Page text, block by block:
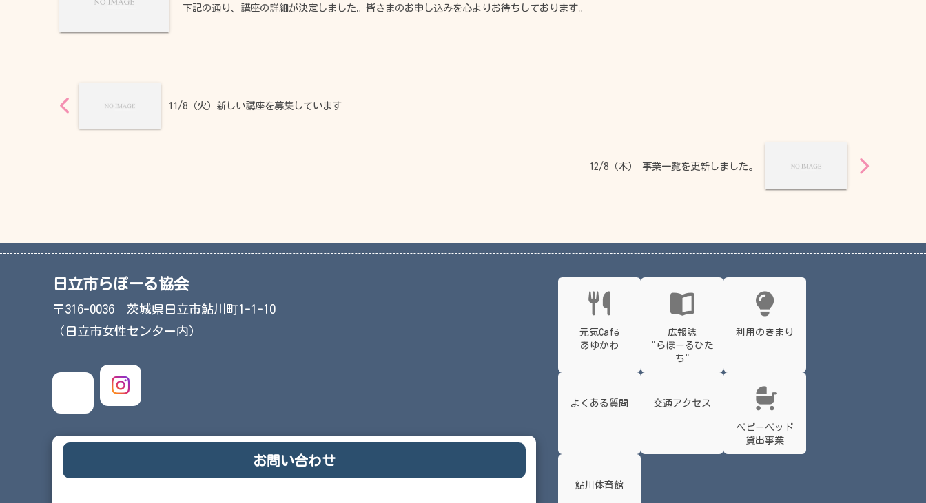
下記の通り、講座の詳細が決定しました。皆さまのお申し込みを心よりお待ちしております。
11/8（火）新しい講座を募集しています
12/8（木） 事業一覧を更新しました。
日立市らぽーる協会
〒316-0036 茨城県日立市鮎川町1-1-10
（日立市女性センター内）
お問い合わせ
元気Café
あゆかわ
広報誌
"らぽーるひた
ち"
利用のきまり
よくある質問 交通アクセス
ベビーベッド
貸出事業
鮎川体育館